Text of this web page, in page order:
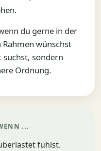
du gerne in der
wünschst
sondern
Ordnung.
...
fühlst.